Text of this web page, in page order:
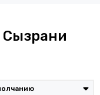
Сызрани